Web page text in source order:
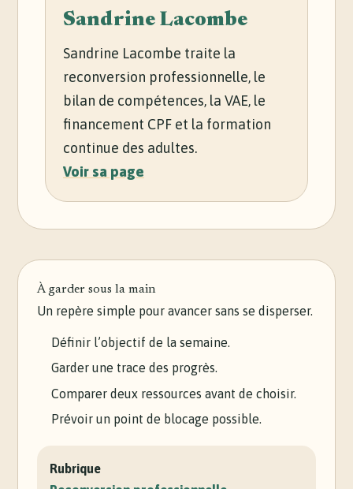
Sandrine Lacombe
Sandrine Lacombe traite la
reconversion professionnelle, le
bilan de compétences, la VAE, le
financement CPF et la formation
continue des adultes.
Voir sa page
À garder sous la main
Un repère simple pour avancer sans se disperser.
Définir l’objectif de la semaine.
Garder une trace des progrès.
Comparer deux ressources avant de choisir.
Prévoir un point de blocage possible.
Rubrique